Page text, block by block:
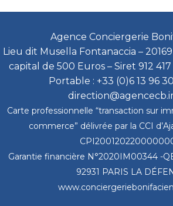
Agence Conciergerie
Lieu dit Musella Fontanaccia –
capital de 500 Euros – Siret 912 417
Portable : +33 (0)6 13 96
Carte professionnelle “transaction sur
commerce” délivrée par la CCI
Garantie financière N°2020IM00344 -
92931 PARIS LA